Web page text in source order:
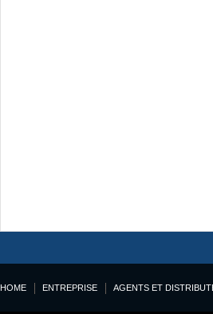
HOME ENTREPRISE AGENTS ET